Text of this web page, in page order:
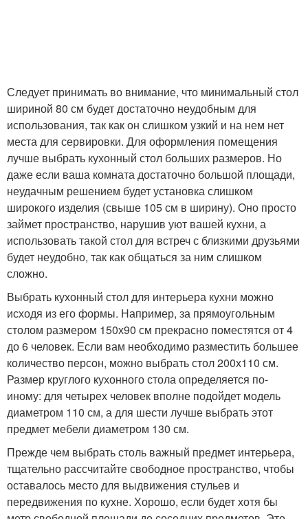
Следует принимать во внимание, что минимальный стол
шириной 80 см будет достаточно неудобным для
использования, так как он слишком узкий и на нем нет
места для сервировки. Для оформления помещения
лучше выбрать кухонный стол больших размеров. Но
даже если ваша комната достаточно большой площади,
неудачным решением будет установка слишком
широкого изделия (свыше 105 см в ширину). Оно просто
займет пространство, нарушив уют вашей кухни, а
использовать такой стол для встреч с близкими друзьями
будет неудобно, так как общаться за ним слишком
сложно.
Выбрать кухонный стол для интерьера кухни можно
исходя из его формы. Например, за прямоугольным
столом размером 150х90 см прекрасно поместятся от 4
до 6 человек. Если вам необходимо разместить большее
количество персон, можно выбрать стол 200х110 см.
Размер круглого кухонного стола определяется по-
иному: для четырех человек вполне подойдет модель
диаметром 110 см, а для шести лучше выбрать этот
предмет мебели диаметром 130 см.
Прежде чем выбрать столь важный предмет интерьера,
тщательно рассчитайте свободное пространство, чтобы
оставалось место для выдвижения стульев и
передвижения по кухне. Хорошо, если будет хотя бы